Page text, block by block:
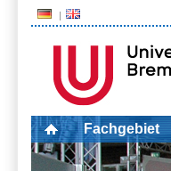
Fachgebiet